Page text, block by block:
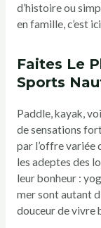
d’histoire ou
en famille, c’est
Faites Le
Sports
Paddle, kayak,
de sensations
par l’offre variée
les adeptes des
leur bonheur :
mer sont autant
douceur de vivre